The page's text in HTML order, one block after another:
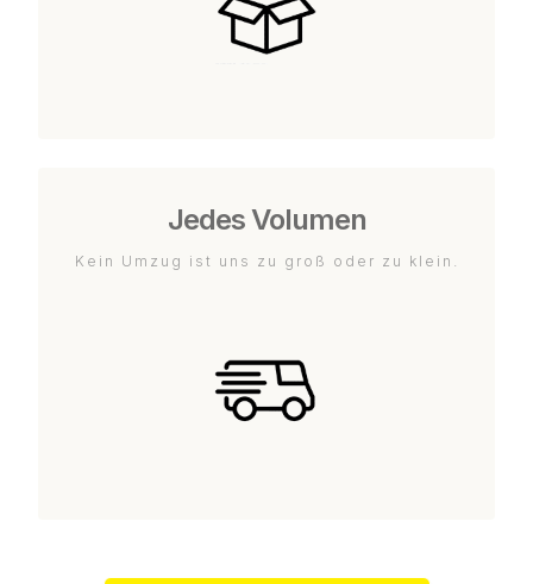
Jedes Volumen
Kein Umzug ist uns zu groß oder zu klein.